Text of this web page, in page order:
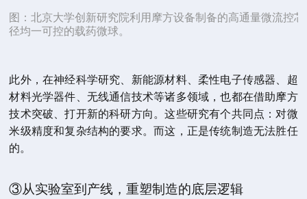
图：北京大学创新研究院利用摩方设备制备的高通量微流控
径均一可控的载药微球。
此外，在神经科学研究、新能源材料、柔性电子传感器、超
材料光学器件、无线通信技术等诸多领域，也都在借助摩方
技术突破、打开新的科研方向。这些研究有个共同点：对微
米级精度和复杂结构的要求。而这，正是传统制造无法胜任
的。
③从实验室到产线，重塑制造的底层逻辑